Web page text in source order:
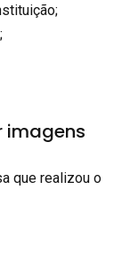
imagens
que realizou o